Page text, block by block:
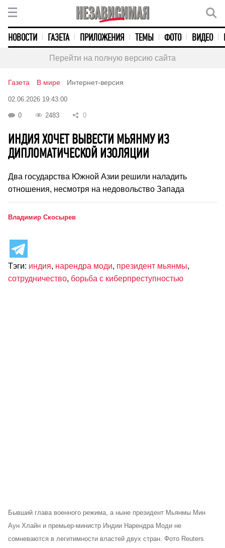
НОВОСТИ ГАЗЕТА ПРИЛОЖЕНИЯ ТЕМЫ ФОТО ВИДЕО
Перейти на полную версию сайта
Газета В мире Интернет-версия
02.06.2026 19:43:00
0 2483 0
ИНДИЯ ХОЧЕТ ВЫВЕСТИ МЬЯНМУ ИЗ
ДИПЛОМАТИЧЕСКОЙ ИЗОЛЯЦИИ
Два государства Южной Азии решили наладить
отношения, несмотря на недовольство Запада
Владимир Скосырев
Тэги: индия, нарендра моди, президент мьянмы,
сотрудничество, борьба с киберпреступностью
Бывший глава военного режима, а ныне президент Мьянмы Мин
Аун Хлайн и премьер-министр Индии Нарендра Моди не
сомневаются в легитимности властей двух стран. Фото Reuters